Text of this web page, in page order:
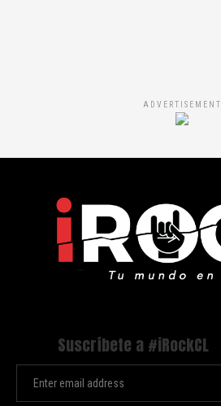
ADVERTISEMENT
Suscríbete a #iRockCL